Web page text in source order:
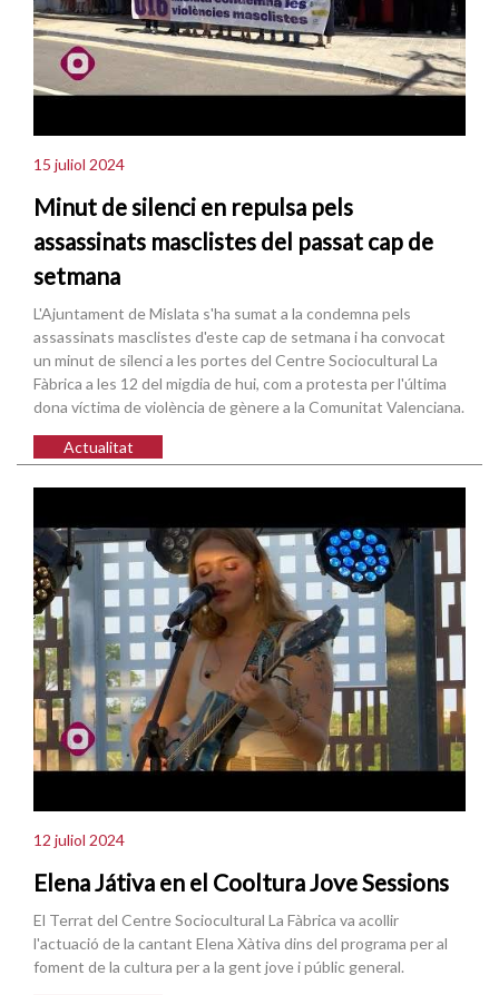
15 juliol 2024
Minut de silenci en repulsa pels
assassinats masclistes del passat cap de
setmana
L'Ajuntament de Mislata s'ha sumat a la condemna pels
assassinats masclistes d'este cap de setmana i ha convocat
un minut de silenci a les portes del Centre Sociocultural La
Fàbrica a les 12 del migdia de hui, com a protesta per l'última
dona víctima de violència de gènere a la Comunitat Valenciana.
Actualitat
12 juliol 2024
Elena Játiva en el Cooltura Jove Sessions
El Terrat del Centre Sociocultural La Fàbrica va acollir
l'actuació de la cantant Elena Xàtiva dins del programa per al
foment de la cultura per a la gent jove i públic general.